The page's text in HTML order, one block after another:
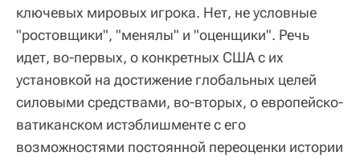
ключевых мировых игрока. Нет, не условные
"ростовщики", "менялы" и "оценщики". Речь
идет, во-первых, о конкретных США с их
установкой на достижение глобальных целей
силовыми средствами, во-вторых, о европейско-
ватиканском истэблишменте с его
возможностями постоянной переоценки истории